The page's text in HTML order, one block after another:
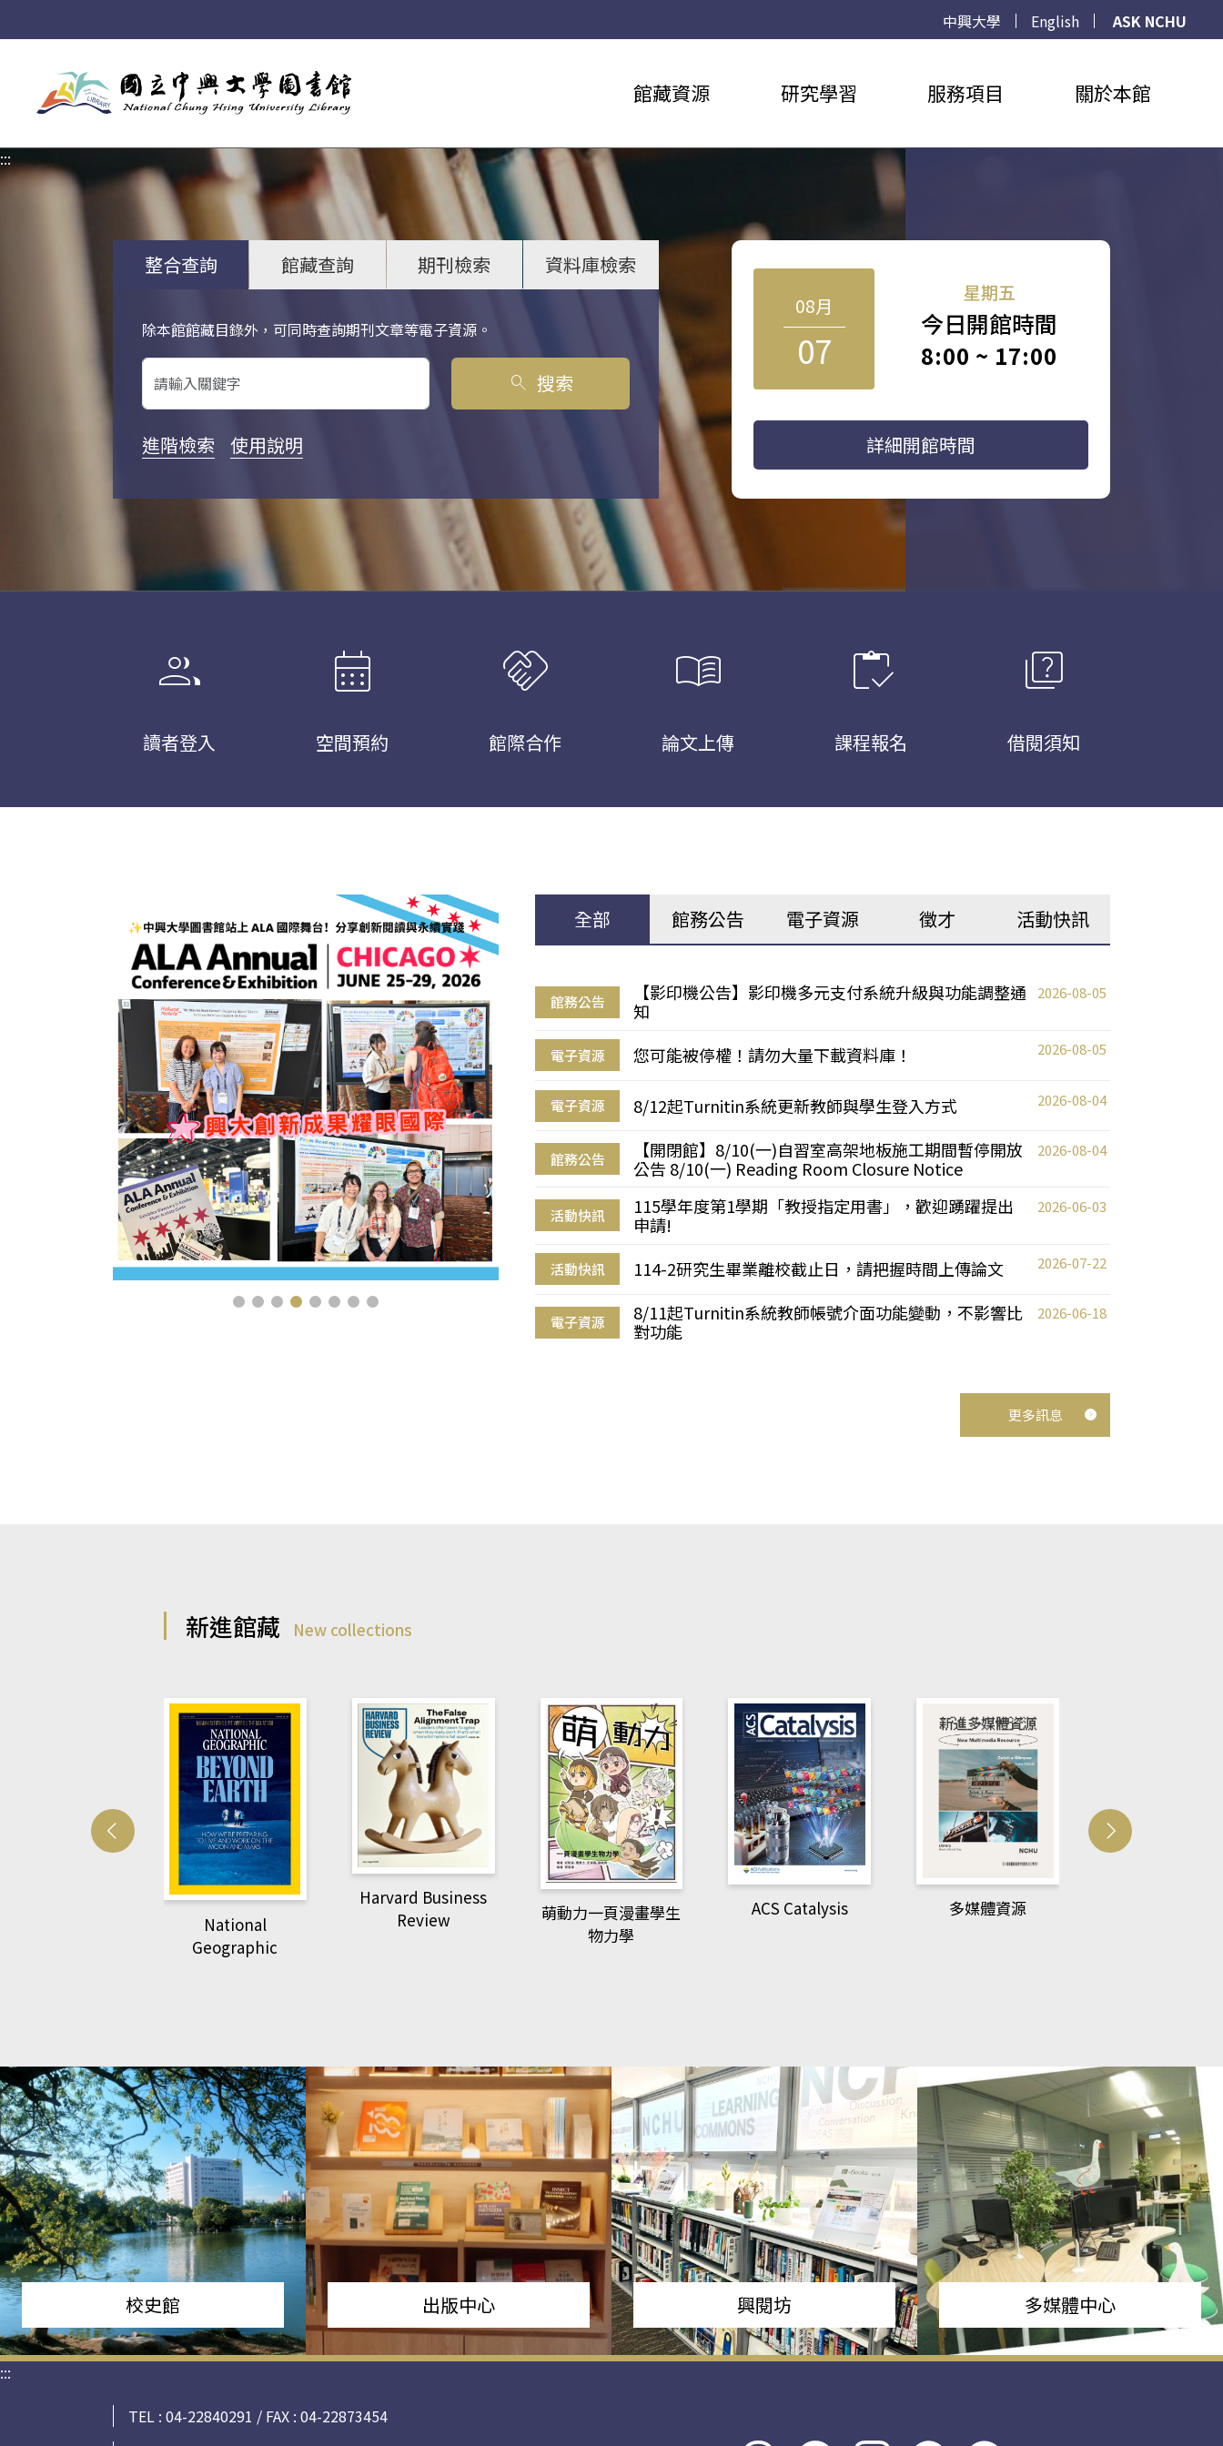
中興大學 English
ASK NCHU
館藏資源 研究學習 服務項目 關於本館
:::
整合查詢 館藏查詢 期刊檢索 資料庫檢索
除本館館藏目錄外，可同時查詢期刊文章等電子資源。
關鍵字搜尋
search 搜索
進階檢索 使用說明
08月
07
星期五
今日開館時間
8:00 ~ 17:00
詳細開館時間
group
讀者登入
calendar_month
空間預約
handshake
館際合作
menu_book
論文上傳
inventory
課程報名
quiz
借閱須知
全部 館務公告 電子資源 徵才 活動快訊
館務公告
【影印機公告】影印機多元支付系統升級與功能調整通
知
2026-08-05
電子資源 您可能被停權！請勿大量下載資料庫！ 2026-08-05
電子資源 8/12起Turnitin系統更新教師與學生登入方式 2026-08-04
館務公告
【開閉館】8/10(一)自習室高架地板施工期間暫停開放
公告 8/10(一) Reading Room Closure Notice
2026-08-04
活動快訊
115學年度第1學期「教授指定用書」，歡迎踴躍提出
申請!
2026-06-03
活動快訊 114-2研究生畢業離校截止日，請把握時間上傳論文 2026-07-22
電子資源
8/11起Turnitin系統教師帳號介面功能變動，不影響比
對功能
2026-06-18
更多訊息
新進館藏 New collections
Harvard Business
Review
萌動力一頁漫畫學生
ACS Catalysis 多媒體資源
新進圖書(New
校史館 出版中心 興閱坊 多媒體中心
:::
TEL : 04-22840291 / FAX : 04-22873454